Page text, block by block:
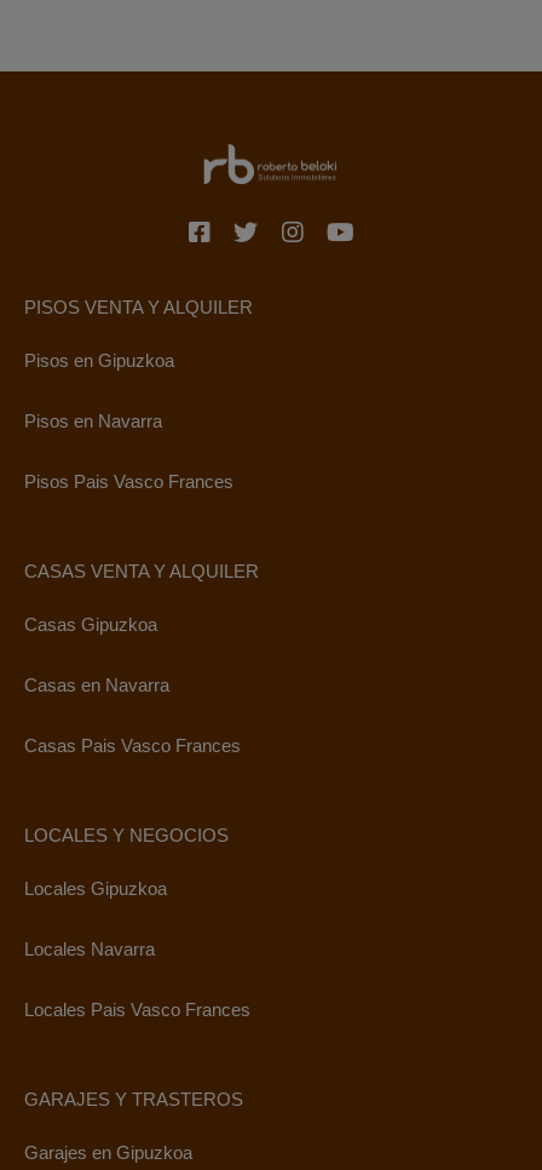
PISOS VENTA Y ALQUILER
Pisos en Gipuzkoa
Pisos en Navarra
Pisos Pais Vasco Frances
CASAS VENTA Y ALQUILER
Casas Gipuzkoa
Casas en Navarra
Casas Pais Vasco Frances
LOCALES Y NEGOCIOS
Locales Gipuzkoa
Locales Navarra
Locales Pais Vasco Frances
GARAJES Y TRASTEROS
Garajes en Gipuzkoa